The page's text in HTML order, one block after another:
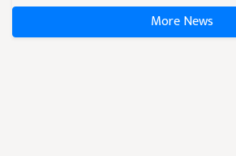
More News